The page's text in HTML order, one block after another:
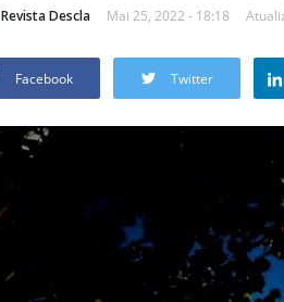
Revista Descla Mai 25, 2022 - 18:18
Facebook Twitter